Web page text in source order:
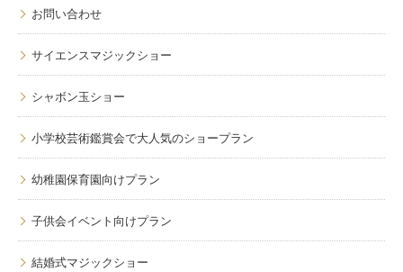
お問い合わせ
サイエンスマジックショー
シャボン玉ショー
小学校芸術鑑賞会で大人気のショープラン
幼稚園保育園向けプラン
子供会イベント向けプラン
結婚式マジックショー